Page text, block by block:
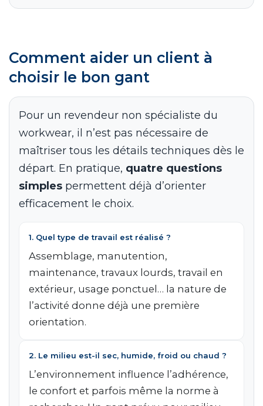
Comment aider un client à
choisir le bon gant
Pour un revendeur non spécialiste du
workwear, il n’est pas nécessaire de
maîtriser tous les détails techniques dès le
départ. En pratique, quatre questions
simples permettent déjà d’orienter
efficacement le choix.
1. Quel type de travail est réalisé ?
Assemblage, manutention,
maintenance, travaux lourds, travail en
extérieur, usage ponctuel… la nature de
l’activité donne déjà une première
orientation.
2. Le milieu est-il sec, humide, froid ou chaud ?
L’environnement influence l’adhérence,
le confort et parfois même la norme à